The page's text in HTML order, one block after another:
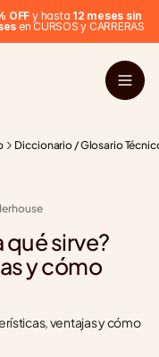
OFF y hasta 12 meses sin
en CURSOS y CARRERAS
Diccionario / Glosario
qué sirve?
y cómo
ventajas y cómo